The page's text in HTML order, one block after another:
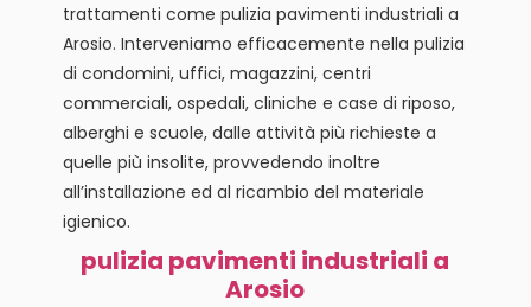
trattamenti come pulizia pavimenti industriali a
Arosio. Interveniamo efficacemente nella pulizia
di condomini, uffici, magazzini, centri
commerciali, ospedali, cliniche e case di riposo,
alberghi e scuole, dalle attività più richieste a
quelle più insolite, provvedendo inoltre
all’installazione ed al ricambio del materiale
igienico.
pulizia pavimenti industriali a
Arosio